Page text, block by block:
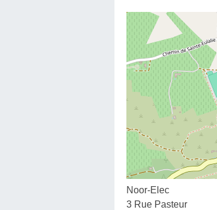
Noor-Elec
3 Rue Pasteur